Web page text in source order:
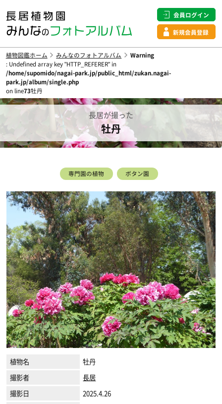
会員ログイン
新規会員登録
植物図鑑ホーム みんなのフォトアルバム
Warning
: Undefined array key "HTTP_REFERER" in
/home/supomido/nagai-park.jp/public_html/zukan.nagai-
park.jp/album/single.php
on line73牡丹
長居が撮った
牡丹
専門園の植物 ボタン園
植物名
牡丹
撮影者
長居
撮影日
2025.4.26